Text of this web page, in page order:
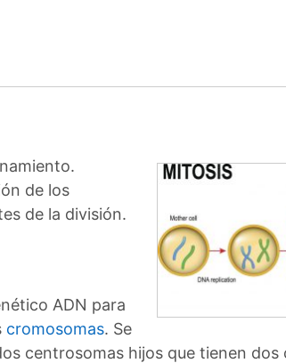
de los
de la división.
ADN para
cromosomas. Se
centrosomas hijos que tienen